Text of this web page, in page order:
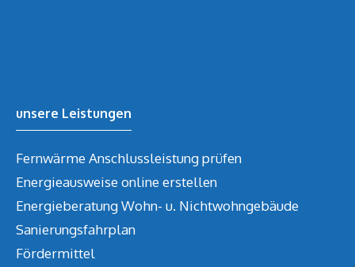
unsere Leistungen
Fernwärme Anschlussleistung prüfen
Energieausweise online erstellen
Energieberatung Wohn- u. Nichtwohngebäude
Sanierungsfahrplan
Fördermittel